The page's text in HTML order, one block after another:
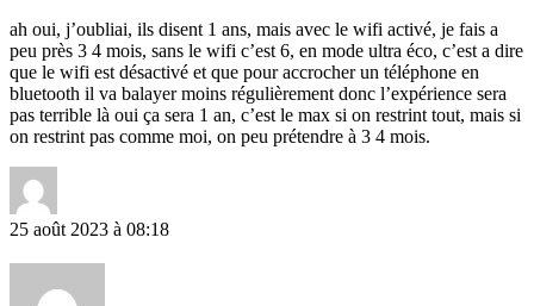
ah oui, j’oubliai, ils disent 1 ans, mais avec le wifi activé, je fais a
peu près 3 4 mois, sans le wifi c’est 6, en mode ultra éco, c’est a dire
que le wifi est désactivé et que pour accrocher un téléphone en
bluetooth il va balayer moins régulièrement donc l’expérience sera
pas terrible là oui ça sera 1 an, c’est le max si on restrint tout, mais si
on restrint pas comme moi, on peu prétendre à 3 4 mois.
25 août 2023 à 08:18